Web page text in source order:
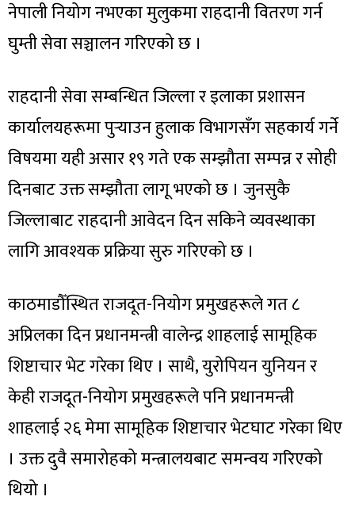
नेपाली नियोग नभएका मुलुकमा राहदानी वितरण गर्न
घुम्ती सेवा सञ्चालन गरिएको छ ।
राहदानी सेवा सम्बन्धित जिल्ला र इलाका प्रशासन
कार्यालयहरूमा पुर्‍याउन हुलाक विभागसँग सहकार्य गर्ने
विषयमा यही असार १९ गते एक सम्झौता सम्पन्न र सोही
दिनबाट उक्त सम्झौता लागू भएको छ । जुनसुकै
जिल्लाबाट राहदानी आवेदन दिन सकिने व्यवस्थाका
लागि आवश्यक प्रक्रिया सुरु गरिएको छ ।
काठमाडौँस्थित राजदूत-नियोग प्रमुखहरूले गत ८
अप्रिलका दिन प्रधानमन्त्री वालेन्द्र शाहलाई सामूहिक
शिष्टाचार भेट गरेका थिए । साथै, युरोपियन युनियन र
केही राजदूत-नियोग प्रमुखहरूले पनि प्रधानमन्त्री
शाहलाई २६ मेमा सामूहिक शिष्टाचार भेटघाट गरेका थिए
। उक्त दुवै समारोहको मन्त्रालयबाट समन्वय गरिएको
थियो ।